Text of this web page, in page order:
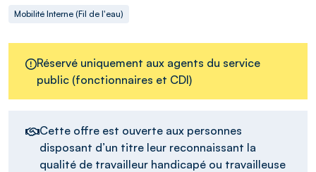
Mobilité Interne (Fil de l'eau)
Réservé uniquement aux agents du service
public (fonctionnaires et CDI)
Cette offre est ouverte aux personnes
disposant d’un titre leur reconnaissant la
qualité de travailleur handicapé ou travailleuse